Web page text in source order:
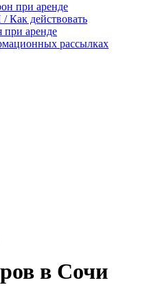
при аренде
Как действовать
аренде
рассылках
в Сочи